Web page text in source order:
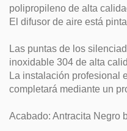
polipropileno de alta
El difusor de aire está
Las puntas de los
inoxidable 304 de alta
La instalación profesional
completará mediante un
Acabado: Antracita Negro